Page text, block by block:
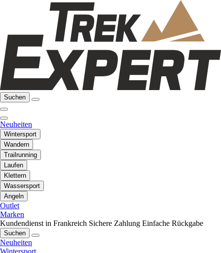
Suchen
Neuheiten
Wintersport
Wandern
Trailrunning
Laufen
Klettern
Wassersport
Angeln
Outlet
Marken
Kundendienst in Frankreich Sichere Zahlung Einfache Rückgabe
Suchen
Neuheiten
Wintersport